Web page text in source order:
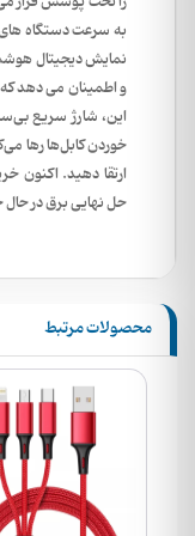
به سرعت دستگاه های
نمایش دیجیتال
و اطمینان می دهد
حل نهایی برق در
محصولات مرتبط